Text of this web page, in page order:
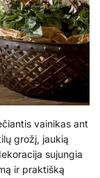
vainikas ant
grožį, jaukią
sujungia
ir praktišką